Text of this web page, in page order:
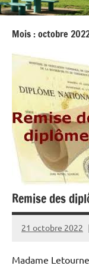
Mois :octobre
Remise des
21 octobre 2022
Madame